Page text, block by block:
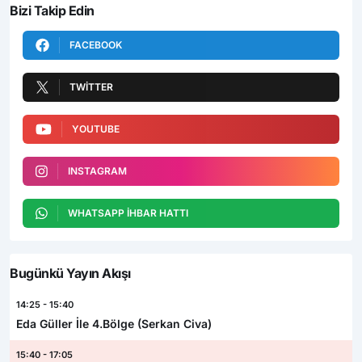
Bizi Takip Edin
FACEBOOK
TWITTER
YOUTUBE
INSTAGRAM
WHATSAPP İHBAR HATTI
Bugünkü Yayın Akışı
14:25 - 15:40
Eda Güller İle 4.Bölge (Serkan Civa)
15:40 - 17:05